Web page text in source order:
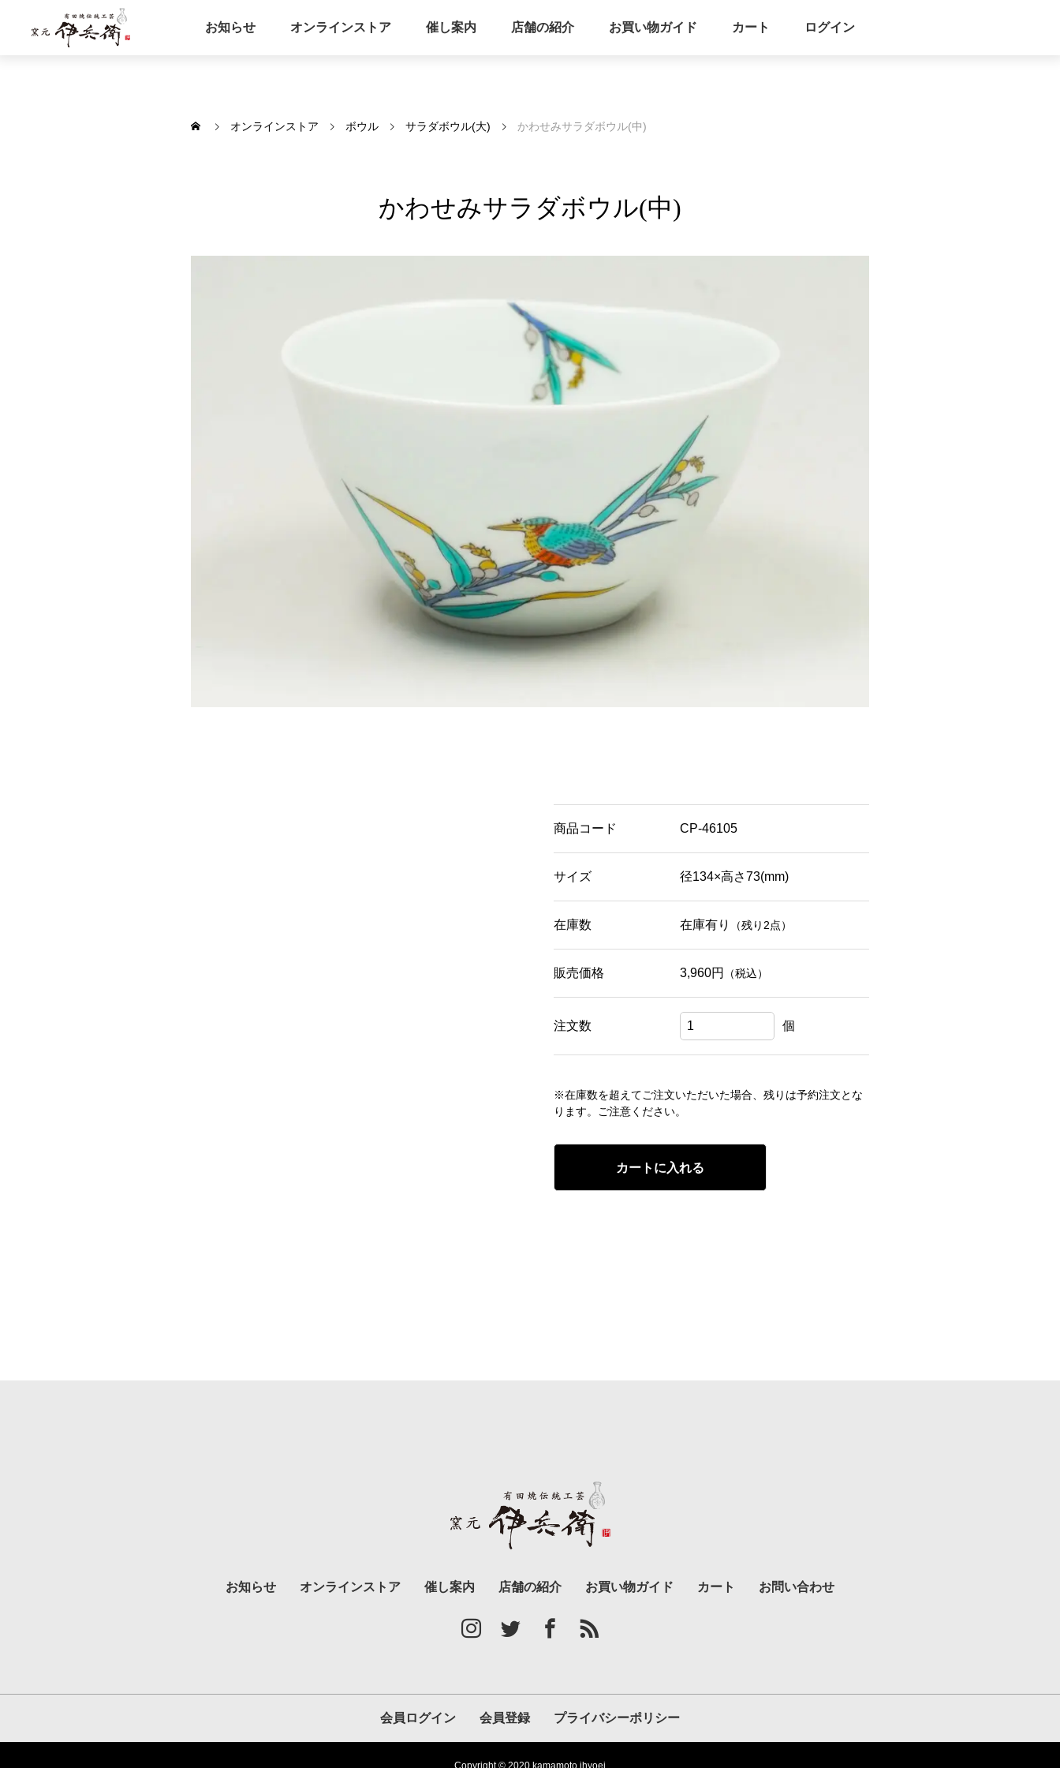
お知らせ オンラインストア 催し案内 店舗の紹介 お買い物ガイド カート ログイン
オンラインストア ボウル サラダボウル(大) かわせみサラダボウル(中)
かわせみサラダボウル(中)
商品コード CP-46105
サイズ 径134×高さ73(mm)
在庫数 在庫有り （残り2点）
販売価格 3,960円 （税込）
注文数 個
※在庫数を超えてご注文いただいた場合、残りは予約注文とな
ります。ご注意ください。
お知らせ オンラインストア 催し案内 店舗の紹介 お買い物ガイド カート お問い合わせ
会員ログイン 会員登録 プライバシーポリシー
Copyright © 2020 kamamoto ihyoei